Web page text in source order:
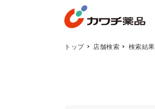
トップ 店舗検索 検索結果